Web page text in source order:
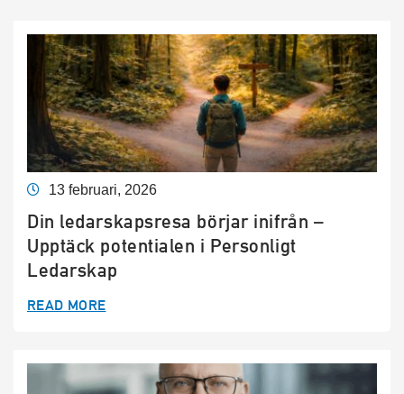
13 februari, 2026
Din ledarskapsresa börjar inifrån –
Upptäck potentialen i Personligt
Ledarskap
READ MORE